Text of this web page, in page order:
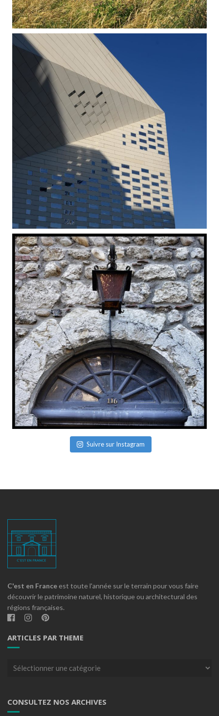
Suivre sur Instagram
C'est en France est toute l'année sur le terrain pour vous faire
découvrir le patrimoine naturel, historique ou architectural des
régions françaises.
ARTICLES PAR THEME
Articles
CONSULTEZ NOS ARCHIVES